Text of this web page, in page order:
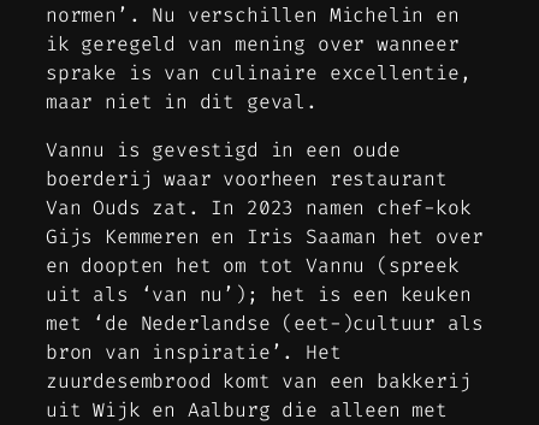
normen’. Nu verschillen Michelin en
ik geregeld van mening over wanneer
sprake is van culinaire excellentie,
maar niet in dit geval.
Vannu is gevestigd in een oude
boerderij waar voorheen restaurant
Van Ouds zat. In 2023 namen chef-kok
Gijs Kemmeren en Iris Saaman het over
en doopten het om tot Vannu (spreek
uit als ‘van nu’); het is een keuken
met ‘de Nederlandse (eet-)cultuur als
bron van inspiratie’. Het
zuurdesembrood komt van een bakkerij
uit Wijk en Aalburg die alleen met